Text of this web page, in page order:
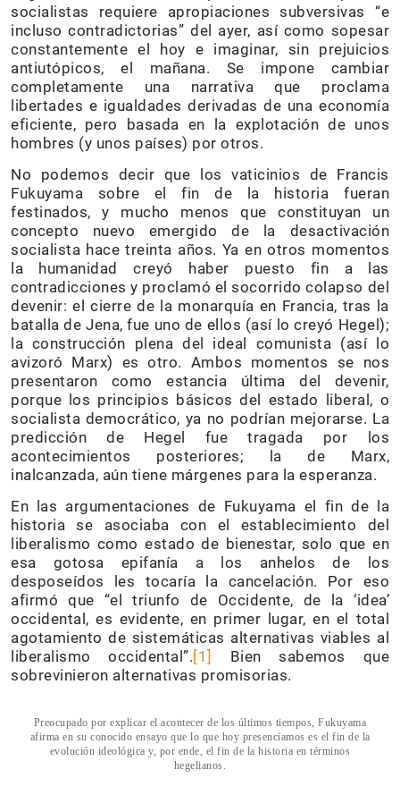
socialistas requiere apropiaciones subversivas “e
incluso contradictorias” del ayer, así como sopesar
constantemente el hoy e imaginar, sin prejuicios
antiutópicos, el mañana. Se impone cambiar
completamente una narrativa que proclama
libertades e igualdades derivadas de una economía
eficiente, pero basada en la explotación de unos
hombres (y unos países) por otros.
No podemos decir que los vaticinios de Francis
Fukuyama sobre el fin de la historia fueran
festinados, y mucho menos que constituyan un
concepto nuevo emergido de la desactivación
socialista hace treinta años. Ya en otros momentos
la humanidad creyó haber puesto fin a las
contradicciones y proclamó el socorrido colapso del
devenir: el cierre de la monarquía en Francia, tras la
batalla de Jena, fue uno de ellos (así lo creyó Hegel);
la construcción plena del ideal comunista (así lo
avizoró Marx) es otro. Ambos momentos se nos
presentaron como estancia última del devenir,
porque los principios básicos del estado liberal, o
socialista democrático, ya no podrían mejorarse. La
predicción de Hegel fue tragada por los
acontecimientos posteriores; la de Marx,
inalcanzada, aún tiene márgenes para la esperanza.
En las argumentaciones de Fukuyama el fin de la
historia se asociaba con el establecimiento del
liberalismo como estado de bienestar, solo que en
esa gotosa epifanía a los anhelos de los
desposeídos les tocaría la cancelación. Por eso
afirmó que “el triunfo de Occidente, de la ‘idea’
occidental, es evidente, en primer lugar, en el total
agotamiento de sistemáticas alternativas viables al
liberalismo occidental”. [1]
Bien sabemos que
sobrevinieron alternativas promisorias.
Preocupado por explicar el acontecer de los últimos tiempos, Fukuyama
afirma en su conocido ensayo que lo que hoy presenciamos es el fin de la
evolución ideológica y, por ende, el fin de la historia en términos
hegelianos.